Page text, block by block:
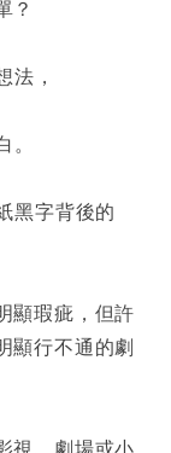
？
法，
黑字背後的
顯瑕疵，但許
顯行不通的劇